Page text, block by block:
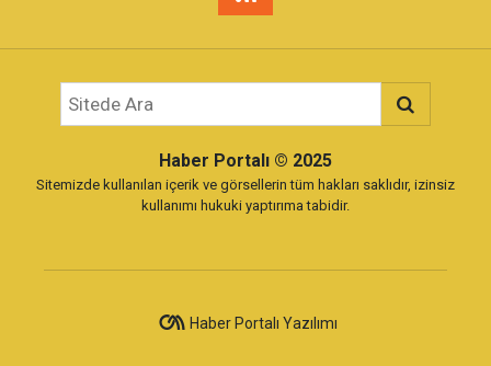
Haber Portalı © 2025
Sitemizde kullanılan içerik ve görsellerin tüm hakları saklıdır, izinsiz
kullanımı hukuki yaptırıma tabidir.
Haber Portalı Yazılımı